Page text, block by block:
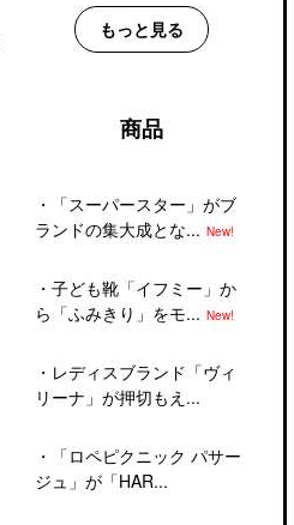
もっと見る
商品
・
「スーパースター」がブ
ランドの集大成とな... New!
・ 子ども靴「イフミー」か
ら「ふみきり」をモ... New!
・ レディスブランド「ヴィ
リーナ」が押切もえ...
・
「ロペピクニック パサー
ジュ」が「HAR...